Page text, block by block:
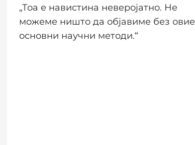
„Тоа е навистина неверојатно. Не
можеме ништо да објавиме без овие
основни научни методи.“